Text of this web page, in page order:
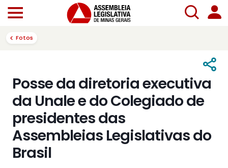
Fotos
Posse da diretoria executiva
da Unale e do Colegiado de
presidentes das
Assembleias Legislativas do
Brasil